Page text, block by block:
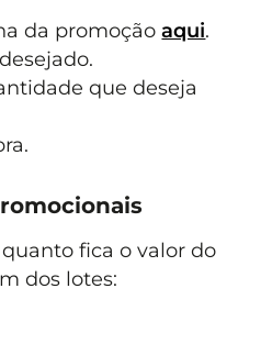
da promoçãoaqui.
que deseja
fica o valor do
dos lotes: